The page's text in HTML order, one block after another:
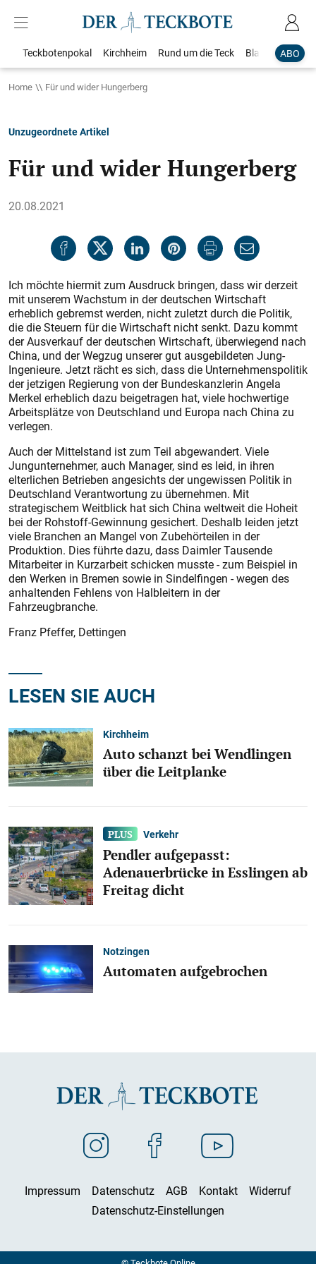
ABO
Teckbotenpokal Kirchheim Rund um die Teck Blaulicht
Home Für und wider Hungerberg
Unzugeordnete Artikel
Für und wider Hungerberg
20.08.2021
Ich möchte hiermit zum Ausdruck bringen, dass wir derzeit
mit unserem Wachstum in der deutschen Wirtschaft
erheblich gebremst werden, nicht zuletzt durch die Politik,
die die Steuern für die Wirtschaft nicht senkt. Dazu kommt
der Ausverkauf der deutschen Wirtschaft, überwiegend nach
China, und der Wegzug unserer gut ausgebildeten Jung-
Ingenieure. Jetzt rächt es sich, dass die Unternehmenspolitik
der jetzigen Regierung von der Bundeskanzlerin Angela
Merkel erheblich dazu beigetragen hat, viele hochwertige
Arbeitsplätze von Deutschland und Europa nach China zu
verlegen.
Auch der Mittelstand ist zum Teil abgewandert. Viele
Jungunternehmer, auch Manager, sind es leid, in ihren
elterlichen Betrieben angesichts der ungewissen Politik in
Deutschland Verantwortung zu übernehmen. Mit
strategischem Weitblick hat sich China weltweit die Hoheit
bei der Rohstoff-Gewinnung gesichert. Deshalb leiden jetzt
viele Branchen an Mangel von Zubehörteilen in der
Produktion. Dies führte dazu, dass Daimler Tausende
Mitarbeiter in Kurzarbeit schicken musste - zum Beispiel in
den Werken in Bremen sowie in Sindelfingen - wegen des
anhaltenden Fehlens von Halbleitern in der
Fahrzeugbranche.
Franz Pfeffer, Dettingen
LESEN SIE AUCH
Kirchheim
Auto schanzt bei Wendlingen
über die Leitplanke
Verkehr
Pendler aufgepasst:
Adenauerbrücke in Esslingen ab
Freitag dicht
Notzingen
Automaten aufgebrochen
Impressum Datenschutz AGB Kontakt
Widerruf
Datenschutz-Einstellungen